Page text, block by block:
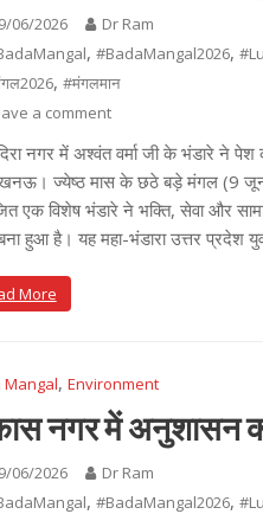
06/2026
Dr Ram
, #BadaMangal2026,
, #मंगलमान
a comment
नगर में अश्वंत वर्मा जी के भंडारे ने
ज्येष्ठ मास के छठे बड़े मंगल (9 जून
एक विशेष भंडारे ने भक्ति, सेवा और
हुआ है। यह महा-भंडारा उत्तर प्रदेश
More
Mangal, Environment
नगर में अनुशासन
06/2026
Dr Ram
, #BadaMangal2026,